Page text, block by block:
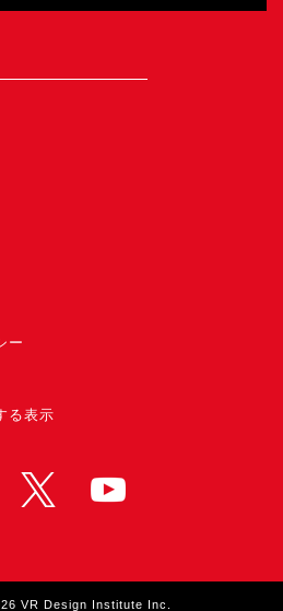
ー
る表示
VR Design Institute Inc.